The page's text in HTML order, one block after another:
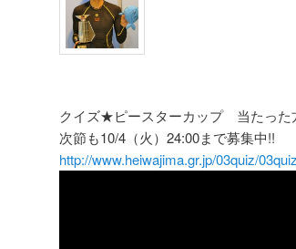
クイズ★ピースターカップ 当たった
次節も10/4（火）24:00まで募集中!!
http://www.heiwajima.gr.jp/03quiz/